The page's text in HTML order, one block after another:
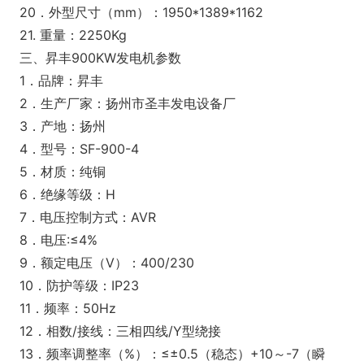
20．外型尺寸（mm）：1950*1389*1162
21. 重量：2250Kg
三、昇丰900KW发电机参数
1．品牌：昇丰
2．生产厂家：扬州市圣丰发电设备厂
3．产地：扬州
4．型号：SF-900-4
5．材质：纯铜
6．绝缘等级：H
7．电压控制方式：AVR
8．电压:≤4%
9．额定电压（V）：400/230
10．防护等级：IP23
11．频率：50Hz
12．相数/接线：三相四线/Y型绕接
13．频率调整率（%）：≤±0.5（稳态）+10～-7（瞬